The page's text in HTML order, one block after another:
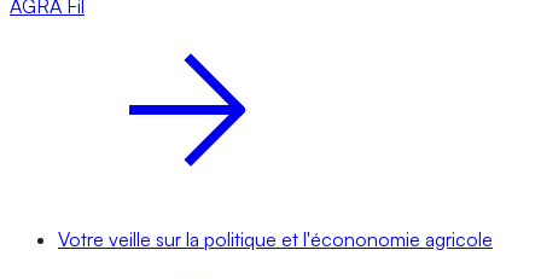
AGRA Fil
Votre veille sur la politique et l'écononomie agricole